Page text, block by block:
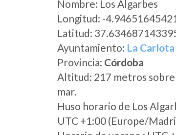
Nombre: Los Algarbes
Longitud: -
Latitud:
Ayuntamiento: La Carlota
Provincia: Córdoba
Altitud: 217 metros
mar.
Huso horario de Los
UTC +1:00 (Europe/